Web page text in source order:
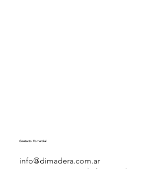
Contacto Comercial
info@dimadera.com.ar